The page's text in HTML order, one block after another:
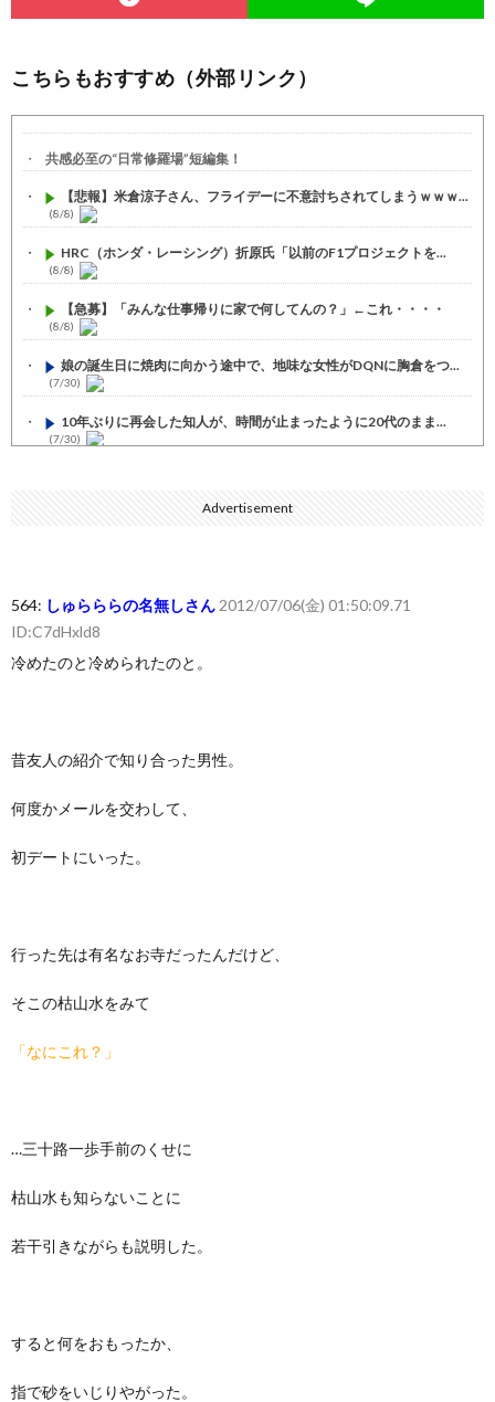
こちらもおすすめ（外部リンク）
共感必至の“日常修羅場”短編集！
【悲報】米倉涼子さん、フライデーに不意討ちされてしまうｗｗｗ...
(8/8)
HRC（ホンダ・レーシング）折原氏「以前のF1プロジェクトを...
(8/8)
【急募】「みんな仕事帰りに家で何してんの？」←これ・・・・
(8/8)
娘の誕生日に焼肉に向かう途中で、地味な女性がDQNに胸倉をつ...
(7/30)
10年ぶりに再会した知人が、時間が止まったように20代のまま...
(7/30)
いきなり円高
【セール】Apple Apple Watch、iPhoneや...
可愛い彼女が部屋に入ってきた。もしかしてニンジャ？→スタイリ...
Powered by livedoor 相互RSS
Advertisement
564: しゅらららの名無しさん 2012/07/06(金) 01:50:09.71
ID:C7dHxld8
冷めたのと冷められたのと。
昔友人の紹介で知り合った男性。
何度かメールを交わして、
初デートにいった。
行った先は有名なお寺だったんだけど、
そこの枯山水をみて
「なにこれ？」
…三十路一歩手前のくせに
枯山水も知らないことに
若干引きながらも説明した。
すると何をおもったか、
指で砂をいじりやがった。